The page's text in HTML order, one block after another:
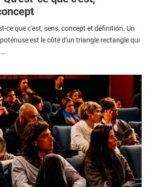
ce que c'est, sens, concept et définition. Un
est le côté d'un triangle rectangle qui